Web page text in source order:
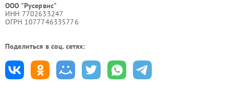
ООО "Русервис"
ИНН 7702633247
ОГРН 1077746335776
Поделиться в соц. сетях: